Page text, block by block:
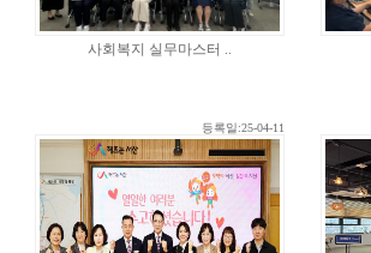
사회복지 실무마스터 ..
등록일:25-04-11